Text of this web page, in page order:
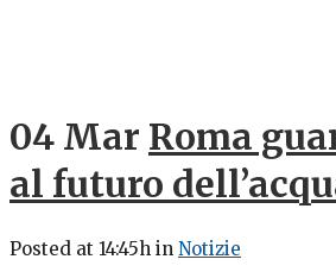
04 Mar Roma
al futuro
Posted at 14:45h in Notizie